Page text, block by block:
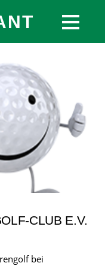
CLUB E.V.
bei